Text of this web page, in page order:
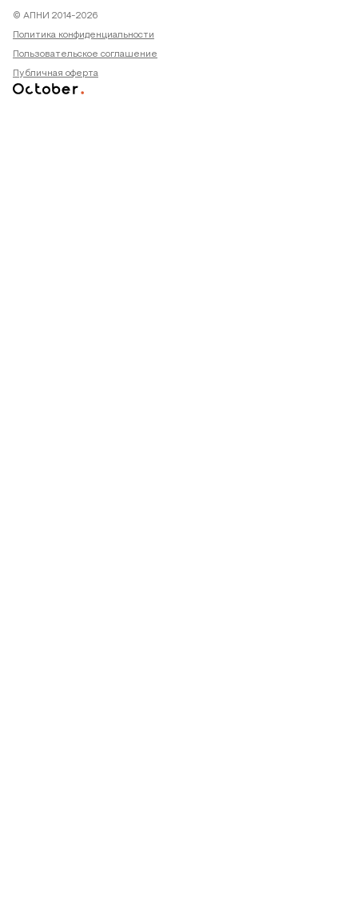
© АПНИ 2014-2026
Политика конфиденциальности
Пользовательское соглашение
Публичная оферта